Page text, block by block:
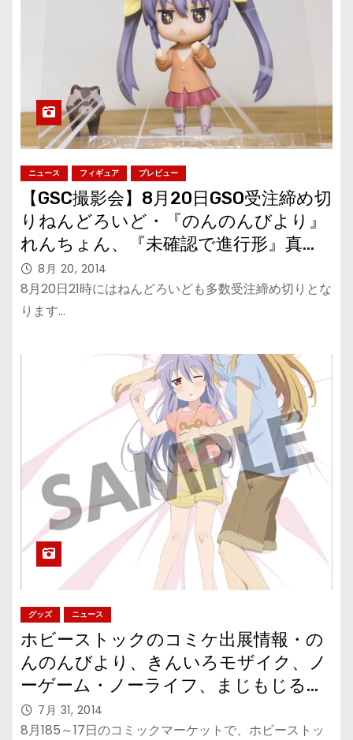
ニュース フィギュア プレビュー
【GSC撮影会】8月20日GSO受注締め切
りねんどろいど・『のんのんびより』
れんちょん、『未確認で進行形』真
白、『ローゼンメイデン』水銀灯
8月 20, 2014
8月20日21時にはねんどろいども多数受注締め切りとな
ります…
グッズ ニュース
ホビーストックのコミケ出展情報・の
んのんびより、きんいろモザイク、ノ
ーゲーム・ノーライフ、まじもじるる
も 7月 31, 2014
8月185～17日のコミックマーケットで、ホビーストッ